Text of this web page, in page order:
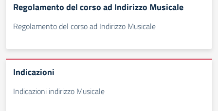
Regolamento del corso ad Indirizzo Musicale
Regolamento del corso ad Indirizzo Musicale
Indicazioni
Indicazioni indirizzo Musicale